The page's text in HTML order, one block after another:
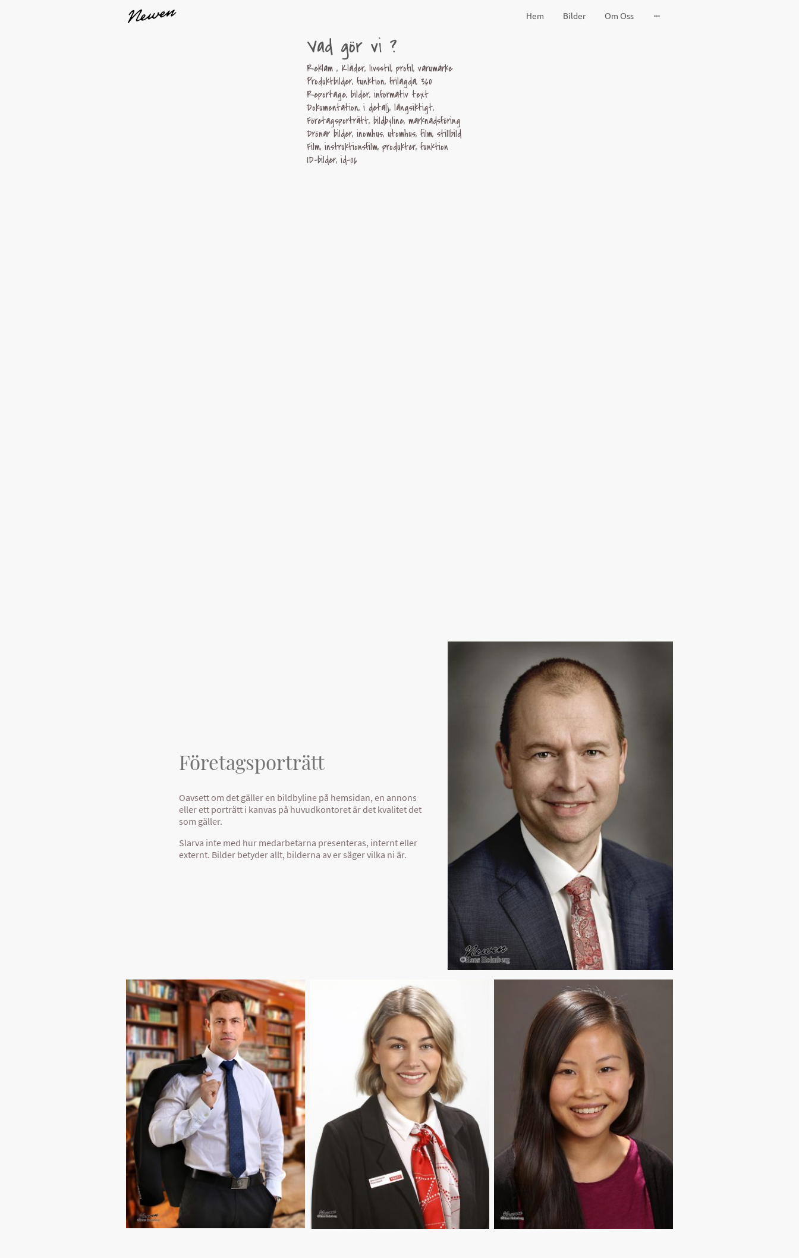
Hem Bilder Om Oss
Vad gör vi ?
Reklam , Kläder, livsstil, profil, varumärke
Produktbilder, funktion, frilagda, 360
Reportage, bilder, informativ text
Dokumentation, i detalj, långsiktigt,
Företagsporträtt, bildbyline, marknadsföring
Drönar bilder, inomhus, utomhus, film, stillbild
Film, instruktionsfilm, produkter, funktion
ID-bilder, id-06
Företagsporträtt
Oavsett om det gäller en bildbyline på hemsidan, en annons
eller ett porträtt i kanvas på huvudkontoret är det kvalitet det
som gäller.
Slarva inte med hur medarbetarna presenteras, internt eller
externt. Bilder betyder allt, bilderna av er säger vilka ni är.